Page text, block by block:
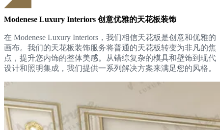
Modenese Luxury Interiors 创意优雅的天花板装饰
在 Modenese Luxury Interiors，我们相信天花板是创意和优雅的
画布。我们的天花板装饰服务将普通的天花板转变为非凡的焦
点，提升您内饰的整体美感。从错综复杂的模具和壁饰到现代
设计和照明集成，我们提供一系列解决方案来满足您的风格。